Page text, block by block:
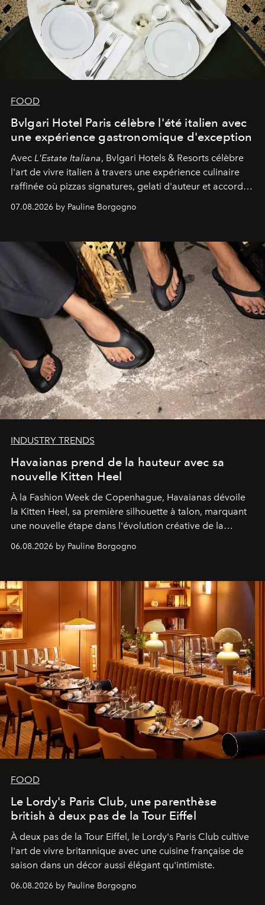
FOOD
Bvlgari Hotel Paris célèbre l'été italien avec
une expérience gastronomique d'exception
Avec L'Estate Italiana, Bvlgari Hotels & Resorts célèbre
l'art de vivre italien à travers une expérience culinaire
raffinée où pizzas signatures, gelati d'auteur et accords
d'exception composent un véritable voyage sensoriel.
07.08.2026 by Pauline Borgogno
INDUSTRY TRENDS
Havaianas prend de la hauteur avec sa
nouvelle Kitten Heel
À la Fashion Week de Copenhague, Havaianas dévoile
la Kitten Heel, sa première silhouette à talon, marquant
une nouvelle étape dans l'évolution créative de la
06.08.2026 by Pauline Borgogno
FOOD
Le Lordy's Paris Club, une parenthèse
british à deux pas de la Tour Eiffel
À deux pas de la Tour Eiffel, le Lordy's Paris Club cultive
l'art de vivre britannique avec une cuisine française de
saison dans un décor aussi élégant qu'intimiste.
06.08.2026 by Pauline Borgogno